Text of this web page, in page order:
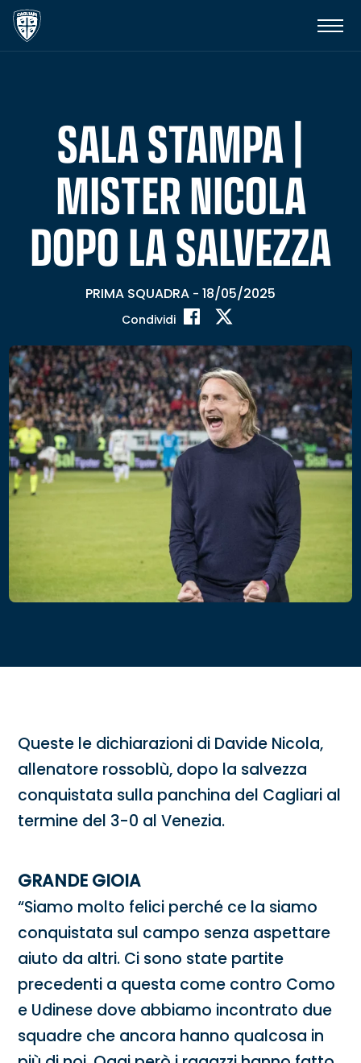
SALA STAMPA |
MISTER NICOLA
DOPO LA SALVEZZA
PRIMA SQUADRA - 18/05/2025
Condividi
Queste le dichiarazioni di Davide Nicola,
allenatore rossoblù, dopo la salvezza
conquistata sulla panchina del Cagliari al
termine del 3-0 al Venezia.
GRANDE GIOIA
“Siamo molto felici perché ce la siamo
conquistata sul campo senza aspettare
aiuto da altri. Ci sono state partite
precedenti a questa come contro Como
e Udinese dove abbiamo incontrato due
squadre che ancora hanno qualcosa in